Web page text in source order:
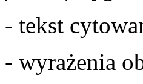
- tekst
- wyrażenia